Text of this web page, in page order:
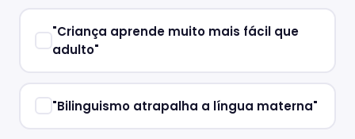
"Criança aprende muito mais fácil que
adulto"
"Bilinguismo atrapalha a língua materna"